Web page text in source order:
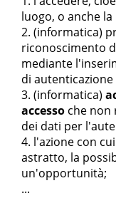
luogo, o anche
(informatica)
riconoscimento
mediante
di autenticazione
(informatica)
accesso che non
dei dati per
l'azione con
astratto, la
un'opportunità;
...